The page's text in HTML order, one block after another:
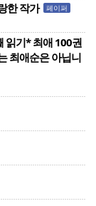
한 작가 페이퍼
읽기* 최애 100권
최애순은 아닙니